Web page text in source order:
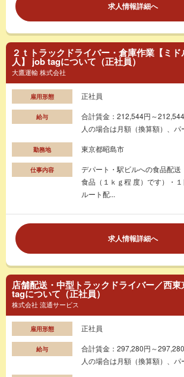
求人情報詳細へ
２ｔトラックドライバー・倉庫作業【ミ
人】 job tagについて（正社員）
大鷹運輸 株式会社
雇用形態 正社員
給与
合計賃金：212,544円～
人の場合は月額（換算額）、パ
勤務地 東京都昭島市
仕事内容
デパート・駅ビルへの食品配
食品（１ｋｇ程 度）です）・
ルート配...
求人情報詳細へ
店舗配送・中型トラックドライバー／西
tagについて（正社員）
株式会社 流通サービス
雇用形態 正社員
給与
合計賃金：297,280円～
人の場合は月額（換算額）、パ